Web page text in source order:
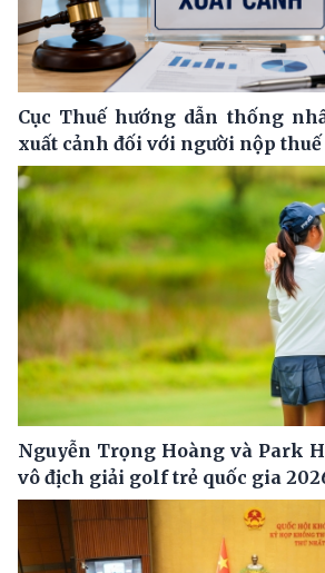
Cục Thuế hướng dẫn thống
xuất cảnh đối với người nộp thuế
Nguyễn Trọng Hoàng và Park
vô địch giải golf trẻ quốc gia